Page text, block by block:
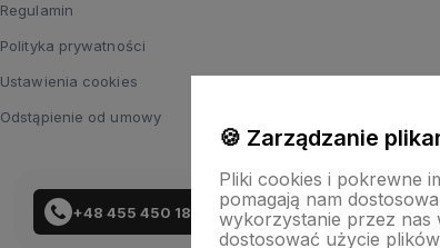
+48 455 450 183
Regulamin
Polityka prywatności
Ustawienia cookies
Odstąpienie od umowy
🍪 Zarządzanie
Pliki cookies i pokrewne
pomagają nam
wykorzystanie przez nas
dostosować użycie